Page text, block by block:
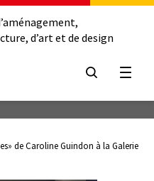
d’art et de design
de Caroline Guindon à la Galerie